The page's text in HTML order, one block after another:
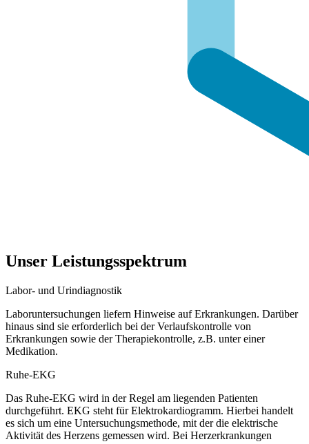
Unser Leistungsspektrum
Labor- und Urindiagnostik
Laboruntersuchungen liefern Hinweise auf Erkrankungen. Darüber
hinaus sind sie erforderlich bei der Verlaufskontrolle von
Erkrankungen sowie der Therapiekontrolle, z.B. unter einer
Medikation.
Ruhe-EKG
Das Ruhe-EKG wird in der Regel am liegenden Patienten
durchgeführt. EKG steht für Elektrokardiogramm. Hierbei handelt
es sich um eine Untersuchungsmethode, mit der die elektrische
Aktivität des Herzens gemessen wird. Bei Herzerkrankungen